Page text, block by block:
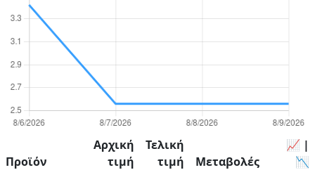
Προϊόν
Αρχική
τιμή
Τελική
τιμή
Μεταβολές
📈 |
📉